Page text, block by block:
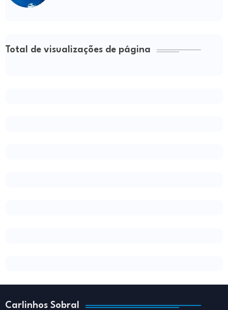
Total de visualizações de página
Carlinhos Sobral